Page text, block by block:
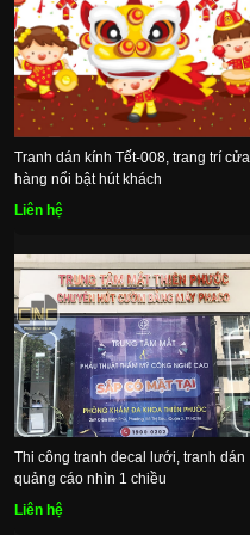
Tranh dán kính Tết-008, trang trí cửa
hàng nổi bật hút khách
Liên hệ
Thi công tranh decal lưới, tranh dán
quảng cáo nhìn 1 chiều
Liên hệ